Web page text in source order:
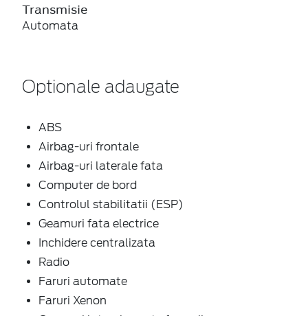
Transmisie
Automata
Optionale adaugate
ABS
Airbag-uri frontale
Airbag-uri laterale fata
Computer de bord
Controlul stabilitatii (ESP)
Geamuri fata electrice
Inchidere centralizata
Radio
Faruri automate
Faruri Xenon